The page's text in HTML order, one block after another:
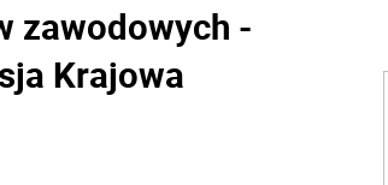
zawodowych -
Krajowa